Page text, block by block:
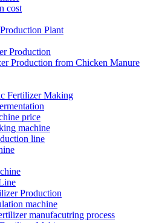
cost
Plant
Production
Production from Chicken Manure
Fertilizer Making
price
machine
line
Production
machine
manufacutring process